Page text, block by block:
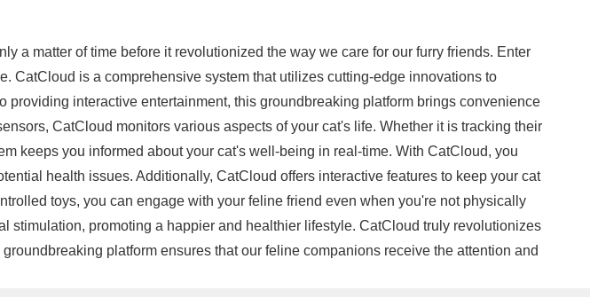
a matter of time before it revolutionized the way we care for our furry friends. Enter
CatCloud is a comprehensive system that utilizes cutting-edge innovations to
interactive entertainment, this groundbreaking platform brings convenience
CatCloud monitors various aspects of your cat's life. Whether it is tracking their
keeps you informed about your cat's well-being in real-time. With CatCloud, you
health issues. Additionally, CatCloud offers interactive features to keep your cat
toys, you can engage with your feline friend even when you're not physically
promoting a happier and healthier lifestyle. CatCloud truly revolutionizes
platform ensures that our feline companions receive the attention and